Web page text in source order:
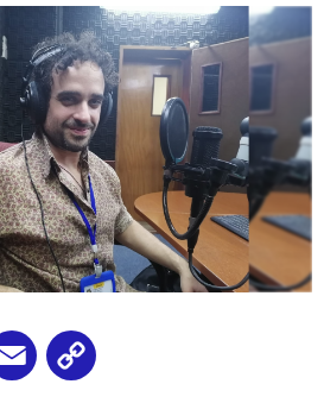
Email